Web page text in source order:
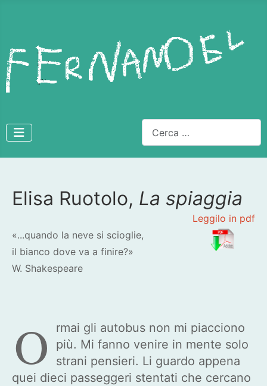
Cerca
Dettagli
Elisa Ruotolo, La spiaggia
Leggilo in pdf
«...quando la neve si scioglie,
il bianco dove va a finire?»
W. Shakespeare
O
rmai gli autobus non mi piacciono
più. Mi fanno venire in mente solo
strani pensieri. Li guardo appena
quei dieci passeggeri stentati che cercano